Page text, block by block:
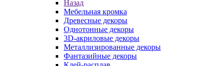
Назад
Мебельная кромка
Древесные декоры
Однотонные декоры
3D-акриловые декоры
Металлизированные декоры
Фантазийные декоры